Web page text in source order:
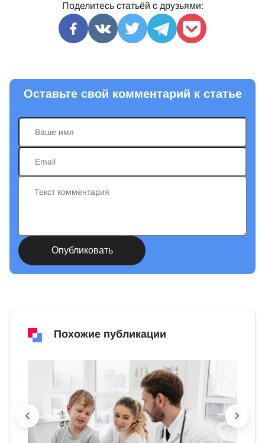
Поделитесь статьёй с друзьями:
Оставьте свой комментарий к статье
Похожие публикации